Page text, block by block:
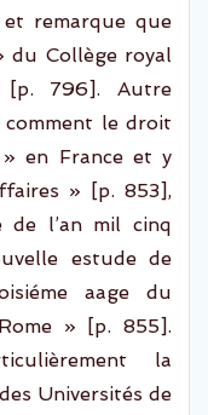
remarque que
du Collège royal
796]. Autre
comment le droit
en France et y
» [p. 853],
de l’an mil cinq
estudede
aagedu
» [p. 855].
la
Universités de